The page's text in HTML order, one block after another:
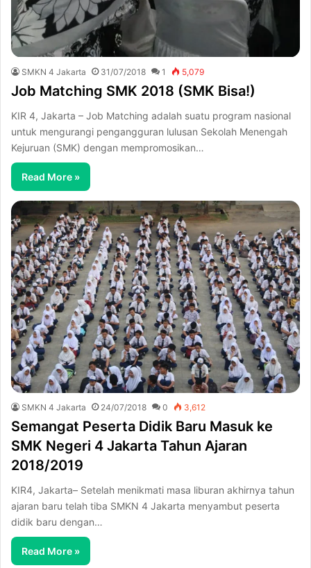
SMKN 4 Jakarta 31/07/2018 1 5,079
Job Matching SMK 2018 (SMK Bisa!)
KIR 4, Jakarta – Job Matching adalah suatu program nasional
untuk mengurangi pengangguran lulusan Sekolah Menengah
Kejuruan (SMK) dengan mempromosikan…
Read More »
SMKN 4 Jakarta 24/07/2018 0 3,612
Semangat Peserta Didik Baru Masuk ke
SMK Negeri 4 Jakarta Tahun Ajaran
2018/2019
KIR4, Jakarta– Setelah menikmati masa liburan akhirnya tahun
ajaran baru telah tiba SMKN 4 Jakarta menyambut peserta
didik baru dengan…
Read More »